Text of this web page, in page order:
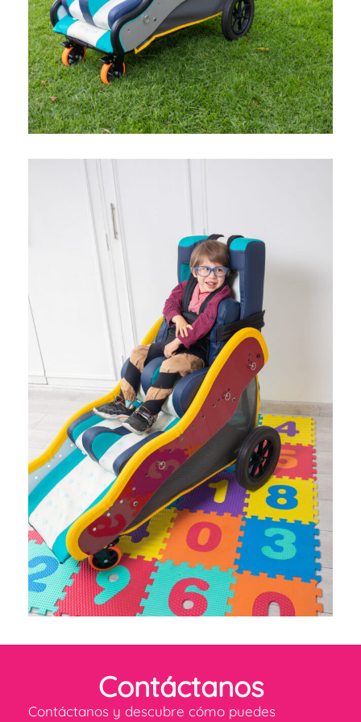
Contáctanos
Contáctanos y descubre cómo puedes